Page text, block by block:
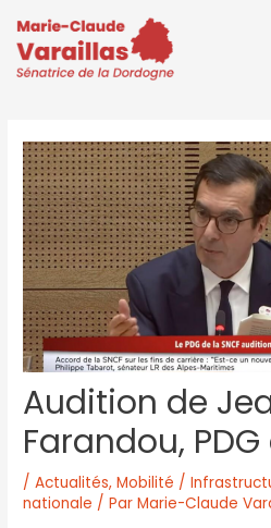
Audition de
Farandou, PDG
/Actualités,Mobilité /
nationale / ParMarie-Claude